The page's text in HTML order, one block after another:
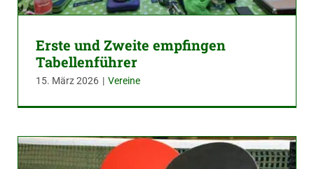
Erste und Zweite empfingen
Tabellenführer
15. März 2026 | Vereine